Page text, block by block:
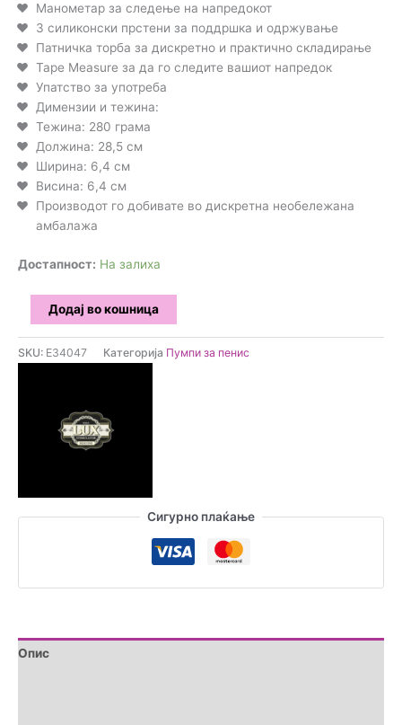
Манометар за следење на напредокот
3 силиконски прстени за поддршка и одржување
Патничка торба за дискретно и практично складирање
Tape Measure за да го следите вашиот напредок
Упатство за употреба
Димензии и тежина:
Тежина: 280 грама
Должина: 28,5 см
Ширина: 6,4 см
Висина: 6,4 см
Производот го добивате во дискретна необележана
амбалажа
Достапност: На залиха
Up
Rechargeable
количина
Додај во кошница
SKU: E34047 Категорија Пумпи за пенис
Сигурно плаќање
Опис